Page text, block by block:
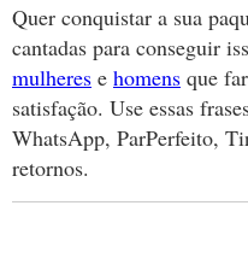
Quer conquistar a sua
cantadas para conseguir
mulheres e homens que
satisfação. Use essas
WhatsApp, ParPerfeito,
retornos.